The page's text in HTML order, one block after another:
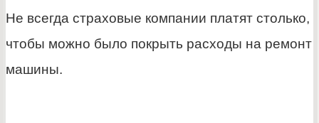
Не всегда страховые компании платят столько,
чтобы можно было покрыть расходы на ремонт
машины.